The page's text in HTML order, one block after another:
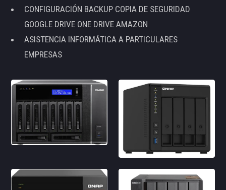
CONFIGURACIÓN BACKUP COPIA DE SEGURIDAD
GOOGLE DRIVE ONE DRIVE AMAZON
ASISTENCIA INFORMÁTICA A PARTICULARES
EMPRESAS